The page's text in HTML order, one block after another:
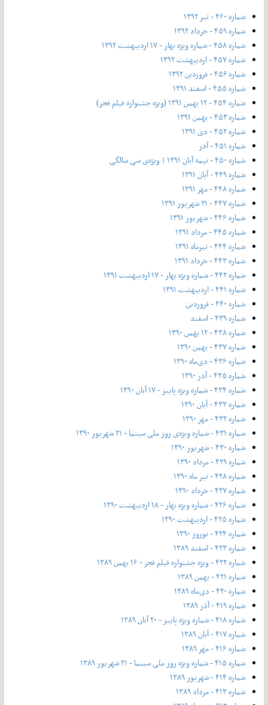
شماره ۴۶۰ - تیر ۱۳۹۲
شماره ۴۵۹ - خرداد ۱۳۹۲
شماره ۴۵۸ - شماره ویژه بهار - ۱۷ اردیبهشت ۱۳۹۲
شماره ۴۵۷ - اردیبهشت ۱۳۹۲
شماره ۴۵۶ - فروردین ۱۳۹۲
شماره ۴۵۵ - اسفند ۱۳۹۱
شماره ۴۵۴ - ۱۲ بهمن ۱۳۹۱ (ویژه جشنواره فیلم فجر)
شماره ۴۵۳ - بهمن ۱۳۹۱
شماره ۴۵۲ - دی ۱۳۹۱
شماره ۴۵۱ - آذر
شماره ۴۵۰ - نیمه آبان ۱۳۹۱ | ویژه‌ی سی سالگی
شماره ۴۴۹ - آبان ۱۳۹۱
شماره ۴۴۸ - مهر ۱۳۹۱
شماره ۴۴۷ - ۲۱ شهریور ۱۳۹۱
شماره ۴۴۶ - شهریور ۱۳۹۱
شماره ۴۴۵ - مرداد ۱۳۹۱
شماره ۴۴۴ - تیر‌ماه ۱۳۹۱
شماره ۴۴۳ - خرداد ۱۳۹۱
شماره ۴۴۲ - شماره ویژه بهار - ۱۷ اردیبهشت ۱۳۹۱
شماره ۴۴۱ - اردیبهشت ۱۳۹۱
شماره ۴۴۰ - فروردین
شماره ۴۳۹ - اسفند
شماره ۴۳۸ - ۱۲ بهمن ۱۳۹۰
شماره ۴۳۷ - بهمن ۱۳۹۰
شماره ۴۳۶ - دی‌ماه ۱۳۹۰
شماره ۴۳۵ - آذر ۱۳۹۰
شماره ۴۳۴ - شماره ویژه پاییز - ۱۷ آبان ۱۳۹۰
شماره ۴۳۳ - آبان ۱۳۹۰
شماره ۴۳۲ - مهر ۱۳۹۰
شماره ۴۳۱ - شماره ویژه‌ی روز ملی سینما - ۲۱ شهریور ۱۳۹۰
شماره ۴۳۰ - شهریور ۱۳۹۰
شماره ۴۲۹ - مرداد ۱۳۹۰
شماره ۴۲۸ - تیر ماه ۱۳۹۰
شماره ۴۲۷ - خرداد ۱۳۹۰
شماره ۴۲۶ - شماره ویژه بهار - ۱۸ اردیبهشت ۱۳۹۰
شماره ۴۲۵ - اردیبهشت ۱۳۹۰
شماره ۴۲۴ - نوروز ۱۳۹۰
شماره ۴۲۳ - اسفند ۱۳۸۹
شماره ۴۲۲ - ویژه جشنواره فیلم فجر - ۱۶ بهمن ۱۳۸۹
شماره ۴۲۱ - بهمن ۱۳۸۹
شماره ۴۲۰ - دی‌ماه ۱۳۸۹
شماره ۴۱۹ - آذر ۱۳۸۹
شماره ۴۱۸ - شماره ویژه پاییز - ۲۰ آبان ۱۳۸۹
شماره ۴۱۷ - آبان ۱۳۸۹
شماره ۴۱۶ - مهر ۱۳۸۹
شماره ۴۱۵ - شماره ویژه روز ملی سینما - ۲۱ شهریور ۱۳۸۹
شماره ۴۱۴ - شهریور ۱۳۸۹
شماره ۴۱۳ - مرداد ۱۳۸۹